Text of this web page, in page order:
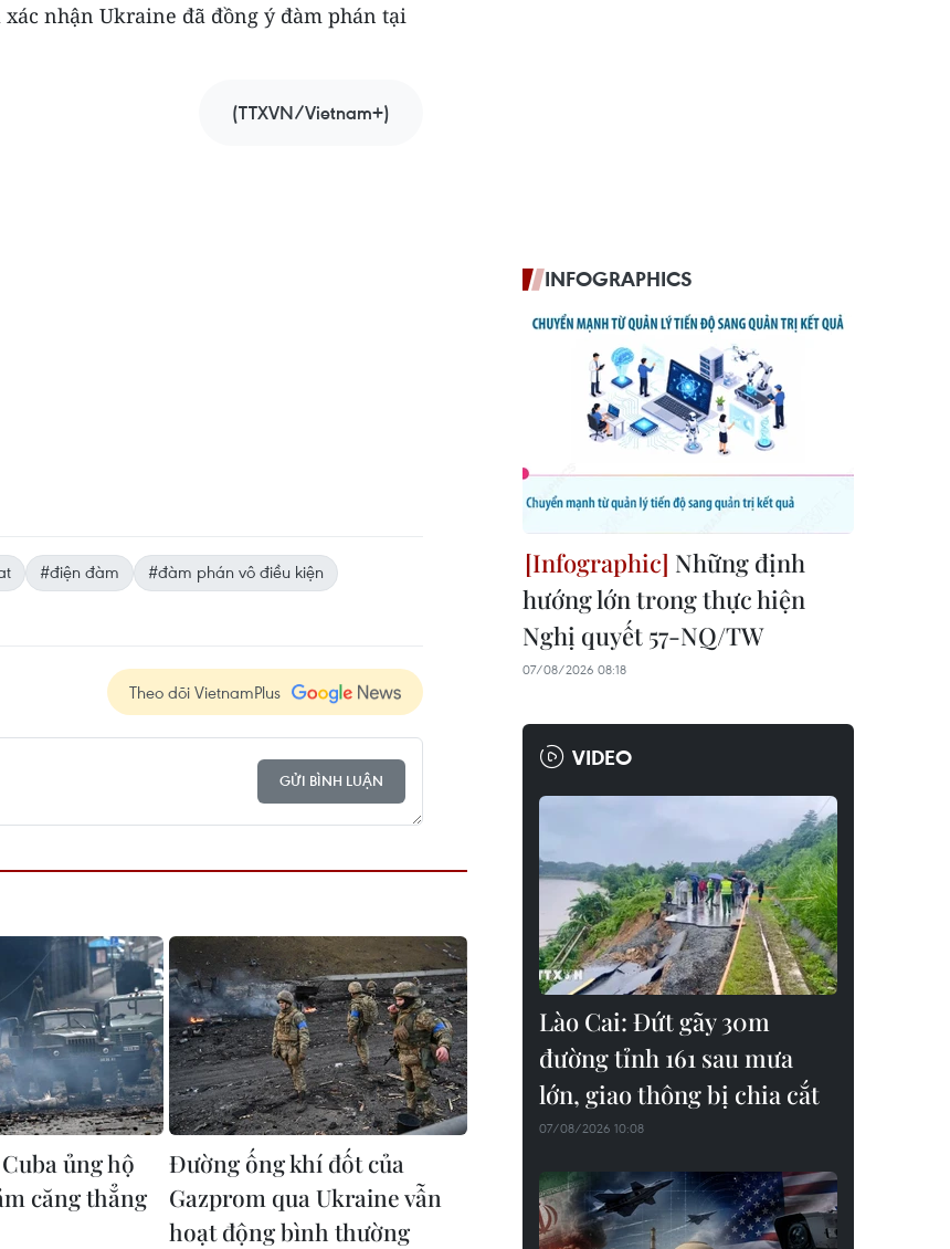
nhận Ukraine đã đồng ý đàm phán tại
(TTXVN/Vietnam+)
#điện đàm
#đàm phán vô điều kiện
Theo dõi VietnamPlus
GỬI BÌNH LUẬN
ủng hộ
căng thẳng
Đường ống khí đốt của
Gazprom qua Ukraine vẫn
hoạt động bình thường ​
INFOGRAPHICS
Những định
hướng lớn trong thực hiện
Nghị quyết 57-NQ/TW
07/08/2026 08:18
VIDEO
Lào Cai: Đứt gãy 30m
đường tỉnh 161 sau mưa
lớn, giao thông bị chia cắt
07/08/2026 10:08